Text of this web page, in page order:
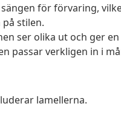
för förvaring,
stilen.
ser olika ut och ger
passar verkligen in i
lamellerna.